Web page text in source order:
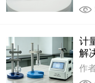
计
解
作